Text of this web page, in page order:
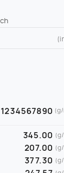
1234567890 (g/
345.00
207.00
377.30
(g/